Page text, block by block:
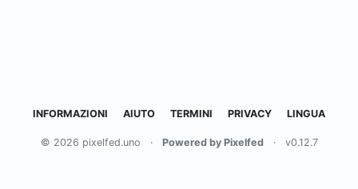
INFORMAZIONI AIUTO TERMINI PRIVACY LINGUA
© 2026 pixelfed.uno · Powered by Pixelfed · v0.12.7